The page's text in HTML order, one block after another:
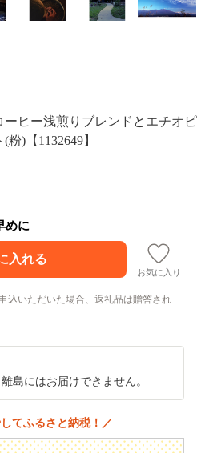
ヒー浅煎りブレンドとエチオピ
)【1132649】
めに
お気に入り
込いただいた場合、返礼品は贈答され
にはお届けできません。
てふるさと納税！／